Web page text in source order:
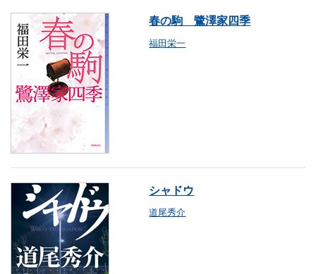
春の駒 鷺澤家四季
福田栄一
シャドウ
道尾秀介